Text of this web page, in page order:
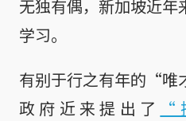
无独有偶，新加坡近年
学习。
有别于行之有年的“
政府近来提出了
“